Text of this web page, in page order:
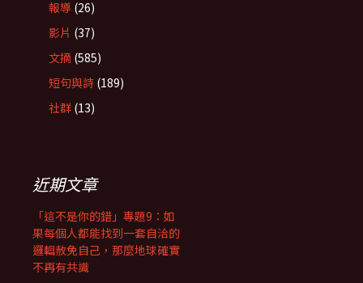
報導 (26)
影片 (37)
文摘 (585)
短句與詩 (189)
社群 (13)
近期文章
「這不是你的錯」專題9：如
果每個人都能找到一套自洽的
邏輯赦免自己，那麼地球確實
不再有共識